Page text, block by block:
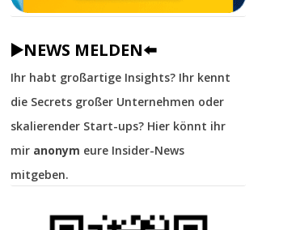
▶️NEWS MELDEN⬅️
Ihr habt großartige Insights? Ihr kennt
die Secrets großer Unternehmen oder
skalierender Start-ups? Hier könnt ihr
mir anonym eure Insider-News
mitgeben.